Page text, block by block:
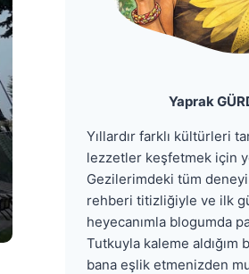
Yaprak
Yıllardır farklı kültürleri
lezzetler keşfetmek için
Gezilerimdeki tüm
rehberi titizliğiyle ve ilk
heyecanımla blogumda
Tutkuyla kaleme aldığım
bana eşlik etmenizden